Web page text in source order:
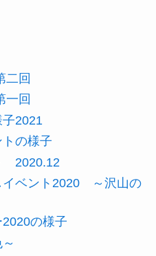
二回
一回
2021
の様子
2020.12
イベント2020 ～沢山の
の様子